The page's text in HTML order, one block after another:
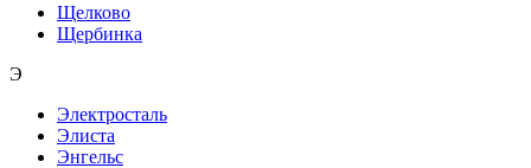
Щелково
Щербинка
Э
Электросталь
Элиста
Энгельс